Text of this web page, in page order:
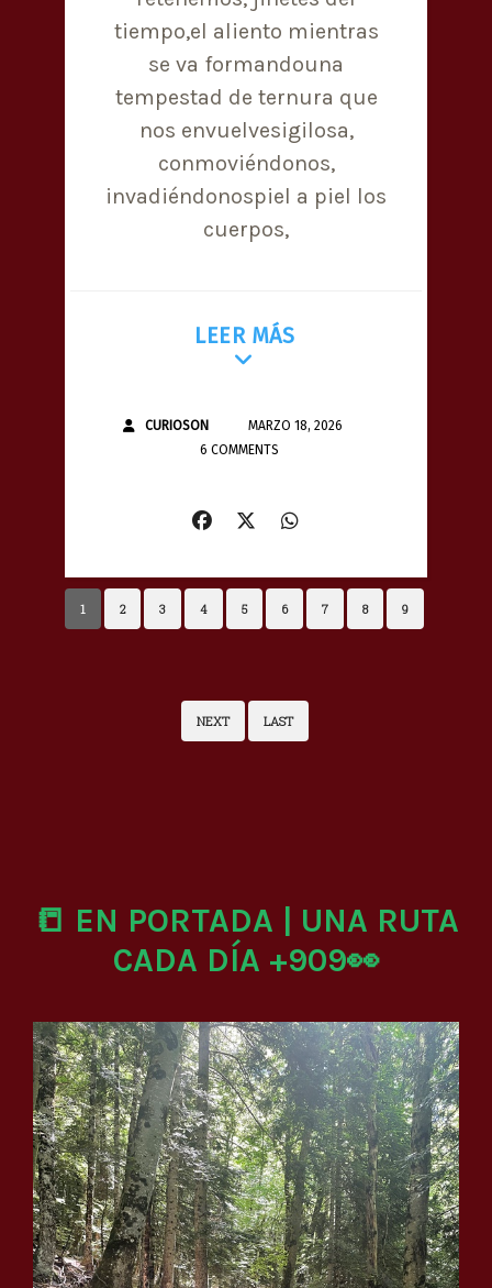
tiempo,el aliento mientras
se va formandouna
tempestad de ternura que
nos envuelvesigilosa,
conmoviéndonos,
invadiéndonospiel a piel los
cuerpos,
LEER MÁS
CURIOSON
MARZO 18, 2026
6 COMMENTS
1 2 3 4 5 6 7 8 9
NEXT LAST
📒 EN PORTADA | UNA RUTA
CADA DÍA +909👀